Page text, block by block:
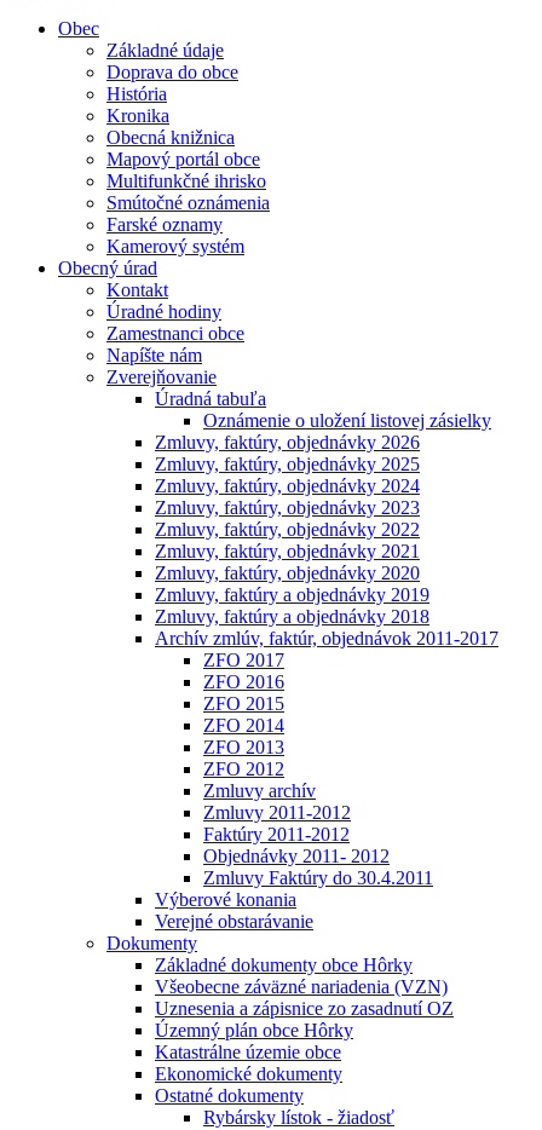
Obec
Základné údaje
Doprava do obce
História
Kronika
Obecná knižnica
Mapový portál obce
Multifunkčné ihrisko
Smútočné oznámenia
Farské oznamy
Kamerový systém
Obecný úrad
Kontakt
Úradné hodiny
Zamestnanci obce
Napíšte nám
Zverejňovanie
Úradná tabuľa
Oznámenie o uložení listovej zásielky
Zmluvy, faktúry, objednávky 2026
Zmluvy, faktúry, objednávky 2025
Zmluvy, faktúry, objednávky 2024
Zmluvy, faktúry, objednávky 2023
Zmluvy, faktúry, objednávky 2022
Zmluvy, faktúry, objednávky 2021
Zmluvy, faktúry, objednávky 2020
Zmluvy, faktúry a objednávky 2019
Zmluvy, faktúry a objednávky 2018
Archív zmlúv, faktúr, objednávok 2011-2017
ZFO 2017
ZFO 2016
ZFO 2015
ZFO 2014
ZFO 2013
ZFO 2012
Zmluvy archív
Zmluvy 2011-2012
Faktúry 2011-2012
Objednávky 2011- 2012
Zmluvy Faktúry do 30.4.2011
Výberové konania
Verejné obstarávanie
Dokumenty
Základné dokumenty obce Hôrky
Všeobecne záväzné nariadenia (VZN)
Uznesenia a zápisnice zo zasadnutí OZ
Územný plán obce Hôrky
Katastrálne územie obce
Ekonomické dokumenty
Ostatné dokumenty
Rybársky lístok - žiadosť